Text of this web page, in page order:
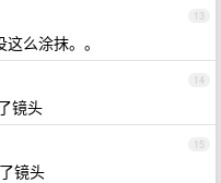
13
么涂抹。。
14
镜头
15
镜头